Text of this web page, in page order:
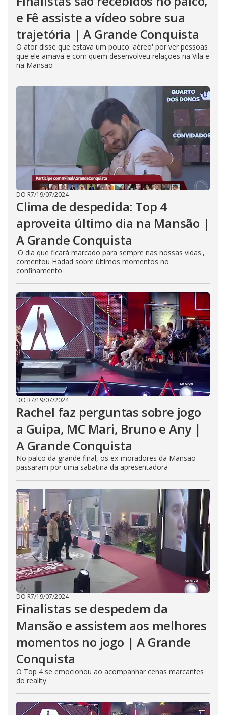
e Fê assiste a vídeo sobre sua
trajetória | A Grande Conquista
O ator disse que estava um pouco 'aéreo' por ver pessoas
que ele amava e com quem desenvolveu relações na Vila e
na Mansão
DO R7/19/07/2024
Clima de despedida: Top 4
aproveita último dia na Mansão |
A Grande Conquista
'O dia que ficará marcado para sempre nas nossas vidas',
comentou Hadad sobre últimos momentos no
confinamento
DO R7/19/07/2024
Rachel faz perguntas sobre jogo
a Guipa, MC Mari, Bruno e Any |
A Grande Conquista
No palco da grande final, os ex-moradores da Mansão
passaram por uma sabatina da apresentadora
DO R7/19/07/2024
Finalistas se despedem da
Mansão e assistem aos melhores
momentos no jogo | A Grande
Conquista
O Top 4 se emocionou ao acompanhar cenas marcantes
do reality